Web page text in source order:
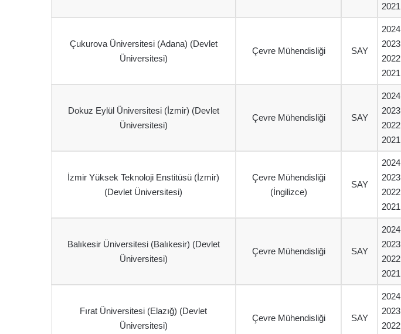
2021
Çukurova Üniversitesi (Adana) (Devlet
Üniversitesi)
Çevre Mühendisliği SAY
2024
2023
2022
2021
Dokuz Eylül Üniversitesi (İzmir) (Devlet
Üniversitesi)
Çevre Mühendisliği SAY
2024
2023
2022
2021
İzmir Yüksek Teknoloji Enstitüsü (İzmir)
(Devlet Üniversitesi)
Çevre Mühendisliği
(İngilizce)
SAY
2024
2023
2022
2021
Balıkesir Üniversitesi (Balıkesir) (Devlet
Üniversitesi)
Çevre Mühendisliği SAY
2024
2023
2022
2021
Fırat Üniversitesi (Elazığ) (Devlet
Üniversitesi)
Çevre Mühendisliği SAY
2024
2023
2022